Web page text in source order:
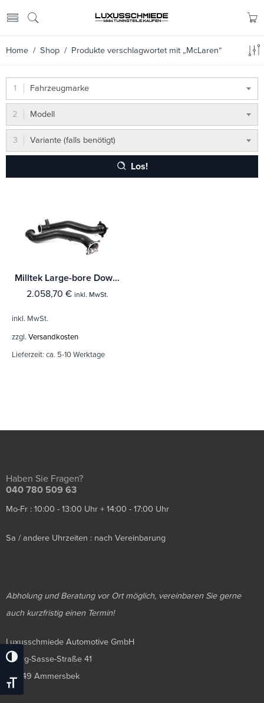
Umschalten Auf Hohe Kontraste
Schrift Vergrößern
Home / Shop / Produkte verschlagwortet mit „McLaren“
Fahrzeugmarke
Modell
Variante (falls benötigt)
Los!
Milltek Large-bore Downpipes und Cat Bypass Pipes McLaren 720S 4.0 V8 Twin Turbo
2.058,70 € inkl. MwSt.
inkl. MwSt.
zzgl. Versandkosten
Lieferzeit: ca. 5-10 Werktage
Haben Sie Fragen?
040 780 509 63
Mo-Fr : 10:00 - 13:00 Uhr + 14:00 - 17:00 Uhr
Sa / andere Uhrzeiten : nach Vereinbarung
Abholung und Beratung vor Ort möglich, vereinbaren Sie gerne
auch kurzfristig einen Termin!
Luxusschmiede Automotive GmbH
Georg-Sasse-Straße 41
22949 Ammersbek